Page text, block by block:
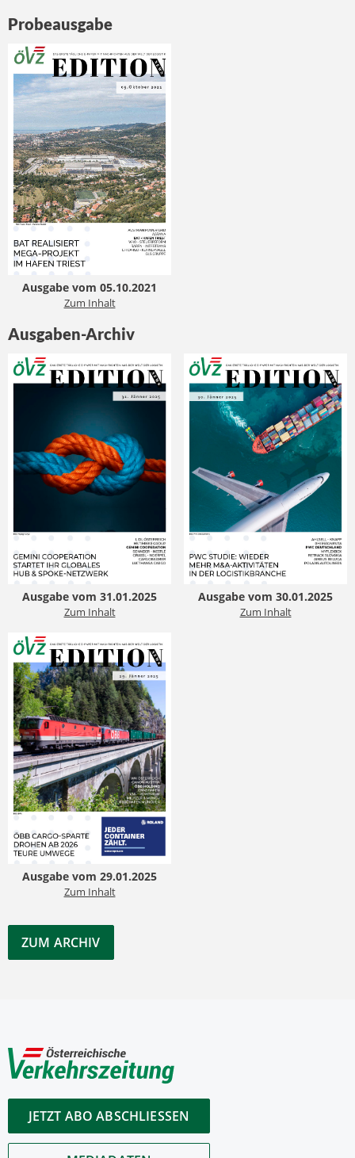
Probeausgabe
Ausgabe vom 05.10.2021
Zum Inhalt
Ausgaben-Archiv
Ausgabe vom 31.01.2025
Zum Inhalt
Ausgabe vom 30.01.2025
Zum Inhalt
Ausgabe vom 29.01.2025
Zum Inhalt
ZUM ARCHIV
JETZT ABO ABSCHLIESSEN